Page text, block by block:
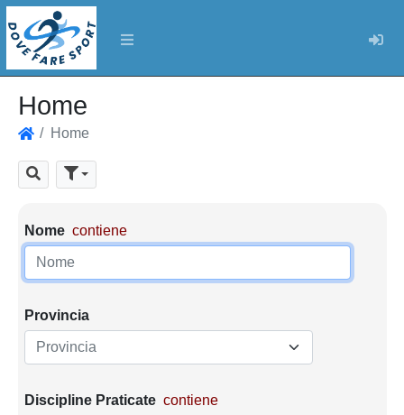
Home
Home
CercaParametri di ricerca
Nome contiene
Provincia
Provincia
Discipline Praticate contiene